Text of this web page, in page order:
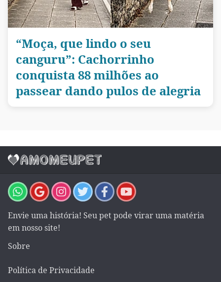
“Moça, que lindo o seu
canguru”: Cachorrinho
conquista 88 milhões ao
passear dando pulos de alegria
Envie uma história! Seu pet pode virar uma matéria
em nosso site!
Sobre
Política de Privacidade